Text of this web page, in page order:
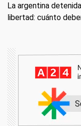
La argentina
libertad: cuánto